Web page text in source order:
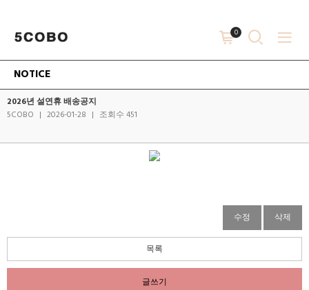
0
NOTICE
2026년 설연휴 배송공지
5COBO | 2026-01-28 | 조회수 451
수정 삭제
목록
글쓰기